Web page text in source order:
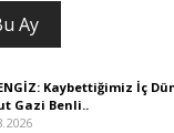
Ay
Kaybettiğimiz İç
Gazi Benli..